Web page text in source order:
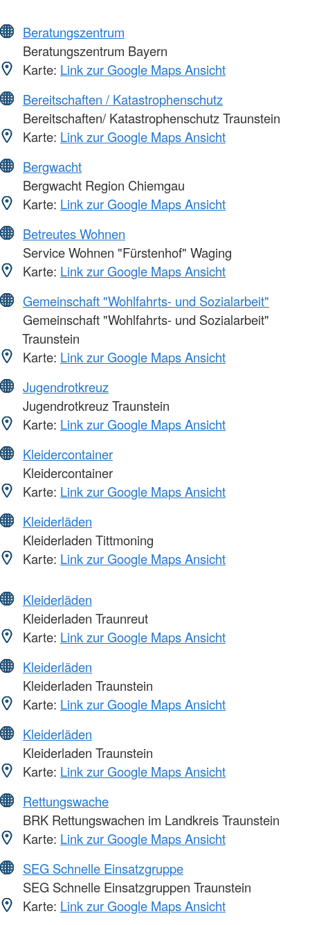
Beratungszentrum
Beratungszentrum Bayern
Karte: Link zur Google Maps Ansicht
Bereitschaften / Katastrophenschutz
Bereitschaften/ Katastrophenschutz Traunstein
Karte: Link zur Google Maps Ansicht
Bergwacht
Bergwacht Region Chiemgau
Karte: Link zur Google Maps Ansicht
Betreutes Wohnen
Service Wohnen "Fürstenhof" Waging
Karte: Link zur Google Maps Ansicht
Gemeinschaft "Wohlfahrts- und Sozialarbeit"
Gemeinschaft "Wohlfahrts- und Sozialarbeit"
Traunstein
Karte: Link zur Google Maps Ansicht
Jugendrotkreuz
Jugendrotkreuz Traunstein
Karte: Link zur Google Maps Ansicht
Kleidercontainer
Kleidercontainer
Karte: Link zur Google Maps Ansicht
Kleiderläden
Kleiderladen Tittmoning
Karte: Link zur Google Maps Ansicht
Kleiderläden
Kleiderladen Traunreut
Karte: Link zur Google Maps Ansicht
Kleiderläden
Kleiderladen Traunstein
Karte: Link zur Google Maps Ansicht
Kleiderläden
Kleiderladen Traunstein
Karte: Link zur Google Maps Ansicht
Rettungswache
BRK Rettungswachen im Landkreis Traunstein
Karte: Link zur Google Maps Ansicht
SEG Schnelle Einsatzgruppe
SEG Schnelle Einsatzgruppen Traunstein
Karte: Link zur Google Maps Ansicht